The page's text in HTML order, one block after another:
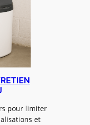
pour limiter
et